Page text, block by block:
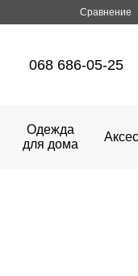
Сравнение
068 686-05-25
Одежда
для дома